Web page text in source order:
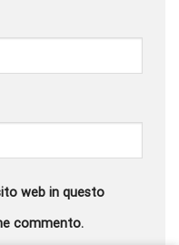
web in questo
commento.